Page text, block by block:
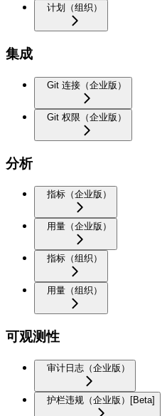
计划（组织）
集成
Git 连接（企业版）
Git 权限（企业版）
分析
指标（企业版）
用量（企业版）
指标（组织）
用量（组织）
可观测性
审计日志（企业版）
护栏违规（企业版）[Beta]